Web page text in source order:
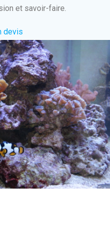
et savoir-faire.
devis